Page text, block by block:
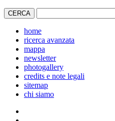
home
ricerca avanzata
mappa
newsletter
photogallery
credits e note legali
sitemap
chi siamo